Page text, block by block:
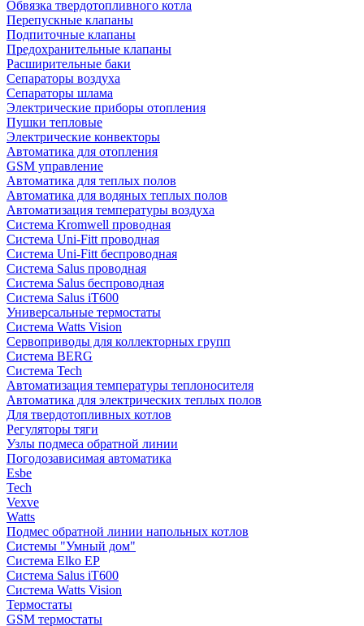
Обвязка твердотопливного котла
Перепускные клапаны
Подпиточные клапаны
Предохранительные клапаны
Расширительные баки
Сепараторы воздуха
Сепараторы шлама
Электрические приборы отопления
Пушки тепловые
Электрические конвекторы
Автоматика для отопления
GSM управление
Автоматика для теплых полов
Автоматика для водяных теплых полов
Автоматизация температуры воздуха
Система Kromwell проводная
Система Uni-Fitt проводная
Система Uni-Fitt беспроводная
Система Salus проводная
Система Salus беспроводная
Система Salus iT600
Универсальные термостаты
Система Watts Vision
Сервоприводы для коллекторных групп
Система BERG
Система Tech
Автоматизация температуры теплоносителя
Автоматика для электрических теплых полов
Для твердотопливных котлов
Регуляторы тяги
Узлы подмеса обратной линии
Погодозависимая автоматика
Esbe
Tech
Vexve
Watts
Подмес обратной линии напольных котлов
Системы "Умный дом"
Система Elko EP
Система Salus iT600
Система Watts Vision
Термостаты
GSM термостаты